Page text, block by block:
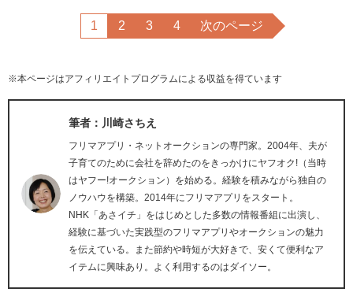
1 2 3 4 次のページ
※本ページはアフィリエイトプログラムによる収益を得ています
筆者：川崎さちえ
フリマアプリ・ネットオークションの専門家。2004年、夫が
子育てのために会社を辞めたのをきっかけにヤフオク!（当時
はヤフー!オークション）を始める。経験を積みながら独自の
ノウハウを構築。2014年にフリマアプリをスタート。
NHK「あさイチ」をはじめとした多数の情報番組に出演し、
経験に基づいた実践型のフリマアプリやオークションの魅力
を伝えている。また節約や時短が大好きで、安くて便利なア
イテムに興味あり。よく利用するのはダイソー。